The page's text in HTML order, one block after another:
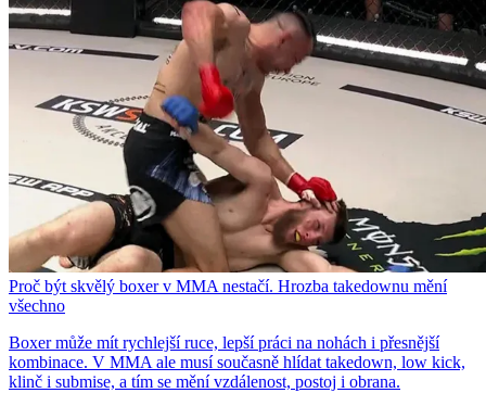
Proč být skvělý boxer v MMA nestačí. Hrozba takedownu mění
všechno
Boxer může mít rychlejší ruce, lepší práci na nohách i přesnější
kombinace. V MMA ale musí současně hlídat takedown, low kick,
klinč i submise, a tím se mění vzdálenost, postoj i obrana.